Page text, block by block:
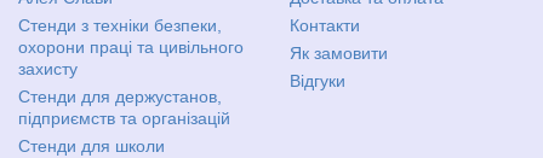
Стенди з техніки безпеки,
охорони праці та цивільного
захисту
Стенди для держустанов,
підприємств та організацій
Стенди для школи
Контакти
Як замовити
Відгуки